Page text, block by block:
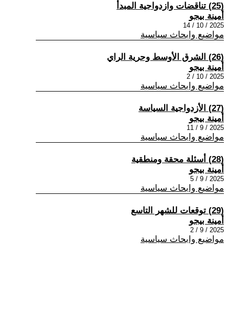
(25) تناقضات وازدواجية المبدأ
أمينة بيجو
2025 / 10 / 14
مواضيع وابحاث سياسية
(26) الشرق الأوسط وحرية الراي
أمينة بيجو
2025 / 10 / 2
مواضيع وابحاث سياسية
(27) الأزدواجية السياسة
أمينة بيجو
2025 / 9 / 11
مواضيع وابحاث سياسية
(28) أسئلة محقة ومنطقية
أمينة بيجو
2025 / 9 / 5
مواضيع وابحاث سياسية
(29) توقعات للشهر التاسع
أمينة بيجو
2025 / 9 / 2
مواضيع وابحاث سياسية